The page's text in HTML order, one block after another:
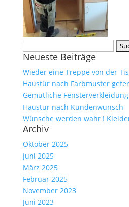
nach:
Neueste Beiträge
Wieder eine Treppe von der
Haustür nach Farbmuster
Gemütliche
Haustür nach Kundenwunsch
Wünsche werden wahr !
Archiv
Oktober 2025
Juni 2025
März 2025
Februar 2025
November 2023
Juni 2023